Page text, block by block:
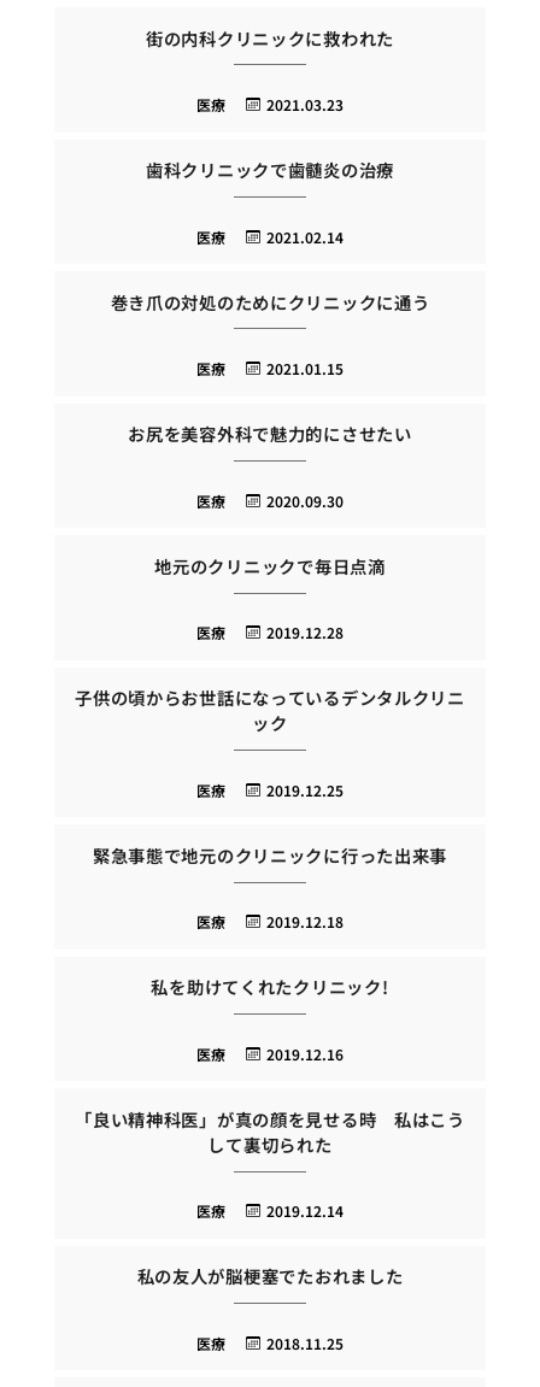
街の内科クリニックに救われた
2021.03.23
医療
歯科クリニックで歯髄炎の治療
2021.02.14
医療
巻き爪の対処のためにクリニックに通う
2021.01.15
医療
お尻を美容外科で魅力的にさせたい
2020.09.30
医療
地元のクリニックで毎日点滴
2019.12.28
医療
子供の頃からお世話になっているデンタルクリニ
ック
2019.12.25
医療
緊急事態で地元のクリニックに行った出来事
2019.12.18
医療
私を助けてくれたクリニック!
2019.12.16
医療
「良い精神科医」が真の顔を見せる時 私はこう
して裏切られた
2019.12.14
医療
私の友人が脳梗塞でたおれました
2018.11.25
医療